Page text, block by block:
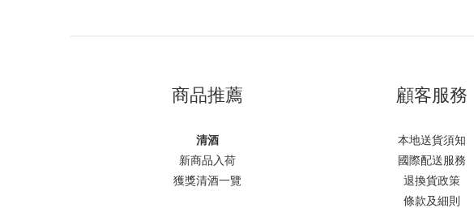
商品推薦
清酒
新商品入荷
獲獎清酒一覽
顧客服務
本地送貨須知
國際配送服務
退換貨政策
條款及細則